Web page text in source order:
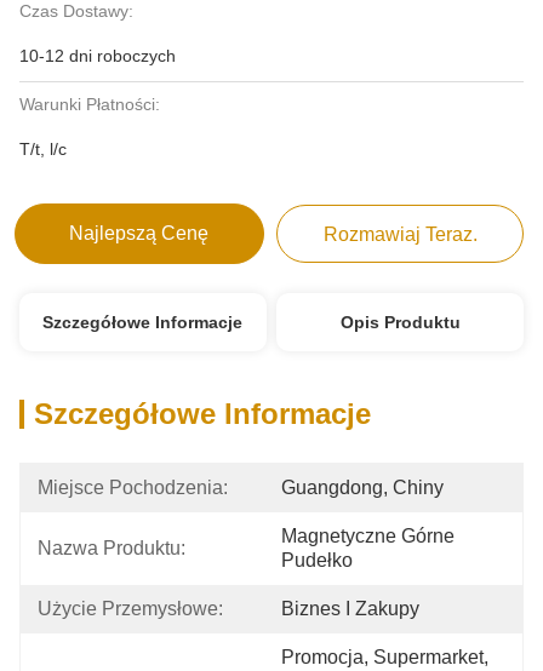
Czas Dostawy:
10-12 dni roboczych
Warunki Płatności:
T/t, l/c
Najlepszą Cenę Rozmawiaj Teraz.
Szczegółowe Informacje Opis Produktu
Szczegółowe Informacje
Miejsce Pochodzenia: Guangdong, Chiny
Nazwa Produktu:
Magnetyczne Górne
Pudełko
Użycie Przemysłowe: Biznes I Zakupy
Promocja, Supermarket,